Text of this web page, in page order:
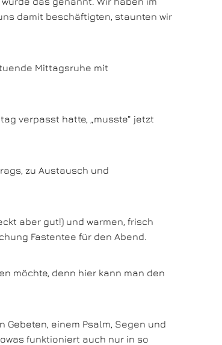
damit beschäftigten, staunten wir
Mittagsruhe mit
verpasst hatte, „musste“ jetzt
zu Austausch und
aber gut!) und warmen, frisch
Fastentee für den Abend.
möchte, denn hier kann man den
einem Psalm, Segen und
funktioniert auch nur in so